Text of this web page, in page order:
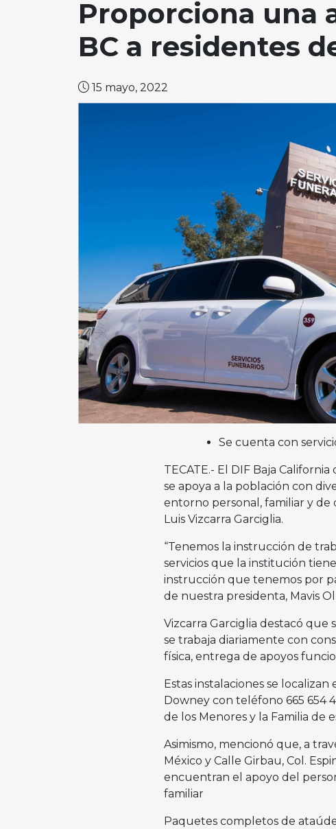
Proporciona una
BC a residentes
15 mayo, 2022
Se cuenta con
TECATE.- El DIF Baja
se apoya a la población con
entorno personal, familiar y
Luis Vizcarra Garciglia.
“Tenemos la instrucción de
servicios que la institución
instrucción que tenemos por
de nuestra presidenta, Mavis
Vizcarra Garciglia destacó que
se trabaja diariamente con
física, entrega de apoyos
Estas instalaciones se
Downey con teléfono 665 654
de los Menores y la Familia de
Asimismo, mencionó que, a
México y Calle Girbau, Col.
encuentran el apoyo del
familiar
Paquetes completos de